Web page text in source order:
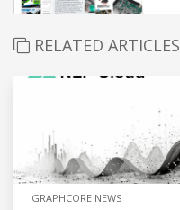
RELATED ARTICLES
GRAPHCORE NEWS